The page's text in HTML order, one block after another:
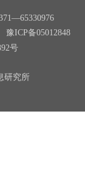
豫ICP备05012848
号
研究所